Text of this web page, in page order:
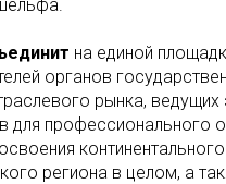
на единой
органов
рынка, ведущих
для профессионального
региона в целом, а